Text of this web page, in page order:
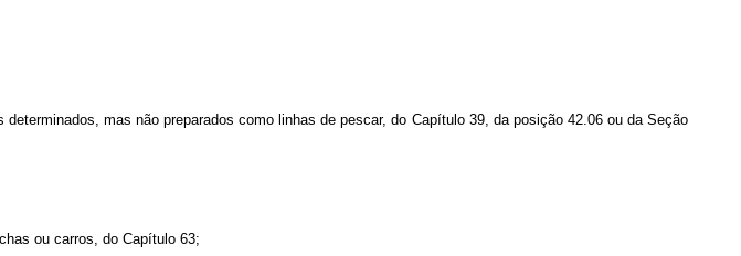
mas não preparados como linhas de pescar, do Capítulo 39, da posição 42.06 ou da Seção
ou carros, do Capítulo 63;